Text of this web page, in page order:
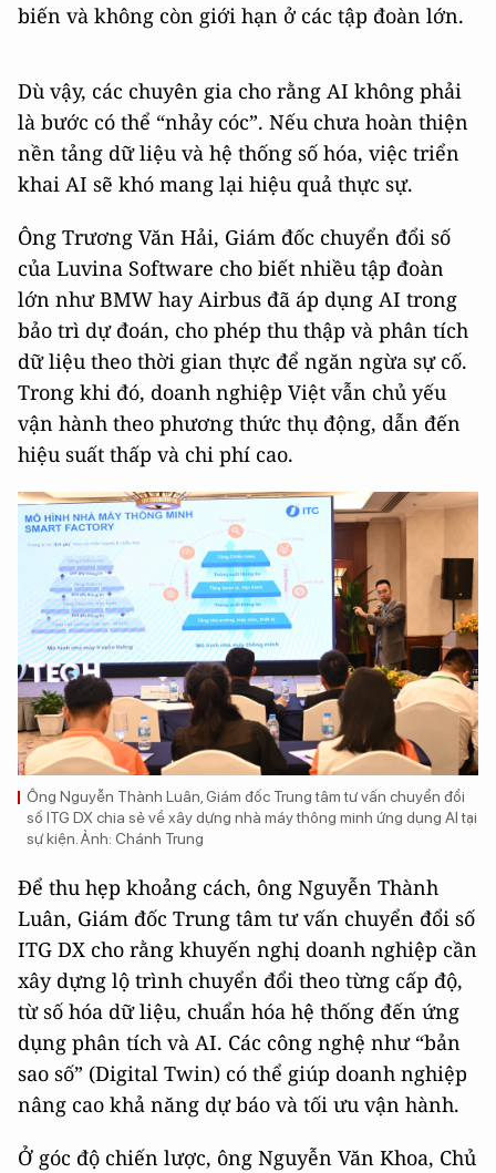
biến và không còn giới hạn ở các tập đoàn lớn.
Dù vậy, các chuyên gia cho rằng AI không phải
là bước có thể “nhảy cóc”. Nếu chưa hoàn thiện
nền tảng dữ liệu và hệ thống số hóa, việc triển
khai AI sẽ khó mang lại hiệu quả thực sự.
Ông Trương Văn Hải, Giám đốc chuyển đổi số
của Luvina Software cho biết nhiều tập đoàn
lớn như BMW hay Airbus đã áp dụng AI trong
bảo trì dự đoán, cho phép thu thập và phân tích
dữ liệu theo thời gian thực để ngăn ngừa sự cố.
Trong khi đó, doanh nghiệp Việt vẫn chủ yếu
vận hành theo phương thức thụ động, dẫn đến
hiệu suất thấp và chi phí cao.
Ông Nguyễn Thành Luân, Giám đốc Trung tâm tư vấn chuyển đổi
số ITG DX chia sẻ về xây dựng nhà máy thông minh ứng dụng AI tại
sự kiện. Ảnh: Chánh Trung
Để thu hẹp khoảng cách, ông Nguyễn Thành
Luân, Giám đốc Trung tâm tư vấn chuyển đổi số
ITG DX cho rằng khuyến nghị doanh nghiệp cần
xây dựng lộ trình chuyển đổi theo từng cấp độ,
từ số hóa dữ liệu, chuẩn hóa hệ thống đến ứng
dụng phân tích và AI. Các công nghệ như “bản
sao số” (Digital Twin) có thể giúp doanh nghiệp
nâng cao khả năng dự báo và tối ưu vận hành.
Ở góc độ chiến lược, ông Nguyễn Văn Khoa, Chủ